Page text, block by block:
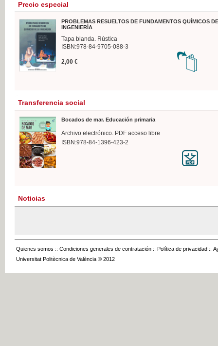
Precio especial
PROBLEMAS RESUELTOS DE FUNDAMENTOS QUÍMICOS
INGENIERÍA
Tapa blanda. Rústica
ISBN:978-84-9705-088-3
2,00 €
Transferencia social
Bocados de mar. Educación primaria
Archivo electrónico. PDF acceso libre
ISBN:978-84-1396-423-2
Noticias
Quienes somos :: Condiciones generales de contratación :: Política de privacidad ::
Universitat Politècnica de València © 2012